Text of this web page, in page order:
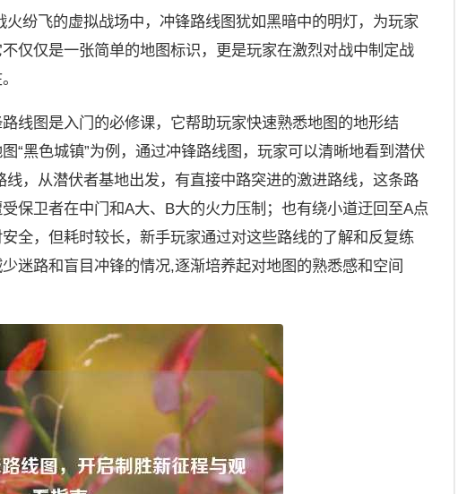
火纷飞的虚拟战场中，冲锋路线图犹如黑暗中的明灯，为玩家
仅仅是一张简单的地图标识，更是玩家在激烈对战中制定战
线图是入门的必修课，它帮助玩家快速熟悉地图的地形结
“黑色城镇”为例，通过冲锋路线图，玩家可以清晰地看到潜伏
线，从潜伏者基地出发，有直接中路突进的激进路线，这条路
保卫者在中门和A大、B大的火力压制；也有绕小道迂回至A点
全，但耗时较长，新手玩家通过对这些路线的了解和反复练
迷路和盲目冲锋的情况,逐渐培养起对地图的熟悉感和空间